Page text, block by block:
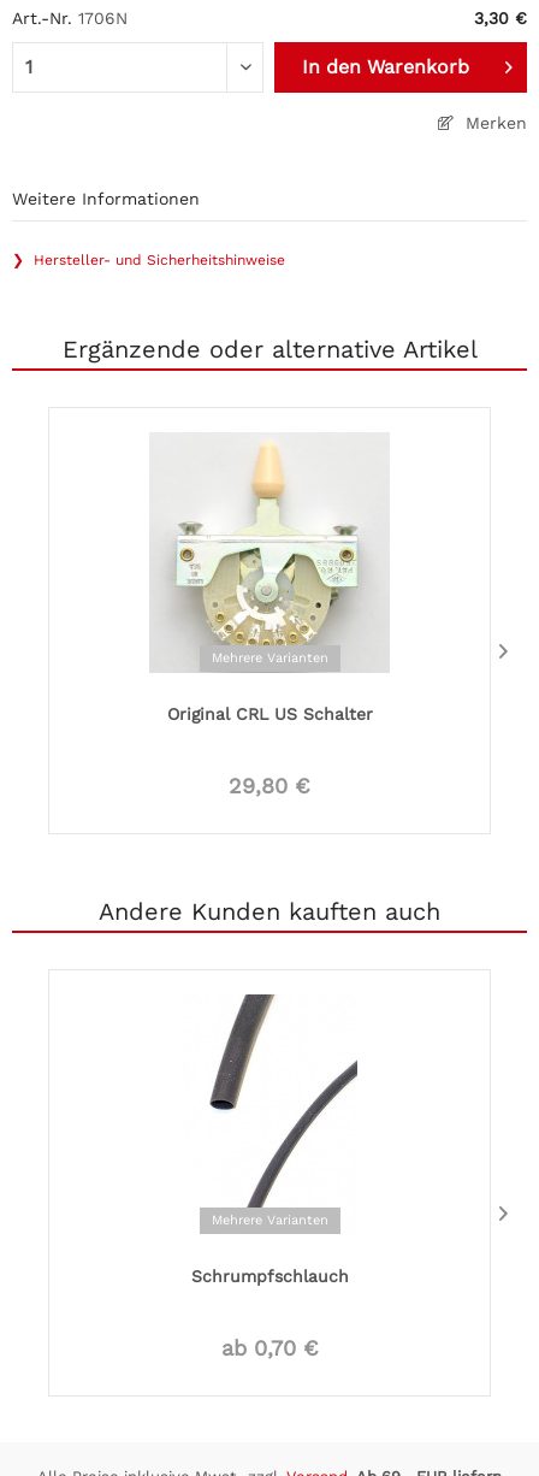
Art.-Nr. 1706N 3,30 €
In den Warenkorb
Merken
Weitere Informationen
❯ Hersteller- und Sicherheitshinweise
Ergänzende oder alternative Artikel
Mehrere Varianten
Original CRL US Schalter
29,80 €
Andere Kunden kauften auch
Mehrere Varianten
Schrumpfschlauch
ab 0,70 €